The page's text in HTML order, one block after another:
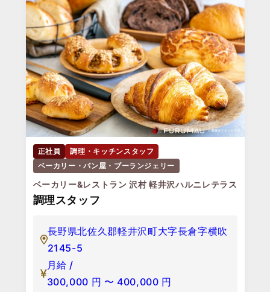
正社員
調理・キッチンスタッフ
ベーカリー・パン屋・ブーランジェリー
ベーカリー&レストラン 沢村 軽井沢ハルニレテラス
調理スタッフ
長野県北佐久郡軽井沢町大字長倉字横吹
2145-5
月給 /
300,000 円 〜 400,000 円